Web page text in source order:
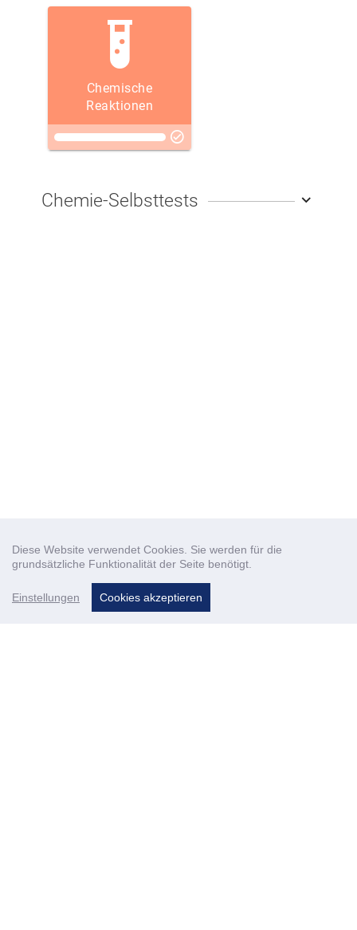
Chemische
Reaktionen
Chemie-Selbsttests
Diese Website verwendet Cookies. Sie werden für die
grundsätzliche Funktionalität der Seite benötigt.
Einstellungen Cookies akzeptieren